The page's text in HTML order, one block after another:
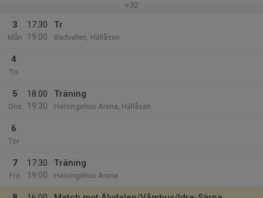
v.32
3
Mån
17:30
19:00
Tr
Badvallen, Hällåsen
4
Tis
5
Ons
18:00
19:30
Träning
Helsingehus Arena, Hällåsen
6
Tor
7
Fre
17:30
19:00
Träning
Helsingehus Arena